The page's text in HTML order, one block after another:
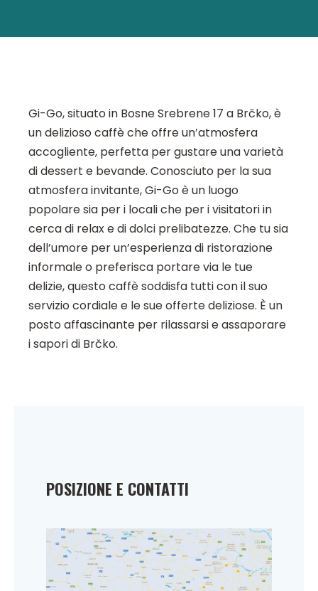
Gi-Go, situato in Bosne Srebrene 17 a Brčko, è
un delizioso caffè che offre un’atmosfera
accogliente, perfetta per gustare una varietà
di dessert e bevande. Conosciuto per la sua
atmosfera invitante, Gi-Go è un luogo
popolare sia per i locali che per i visitatori in
cerca di relax e di dolci prelibatezze. Che tu sia
dell’umore per un’esperienza di ristorazione
informale o preferisca portare via le tue
delizie, questo caffè soddisfa tutti con il suo
servizio cordiale e le sue offerte deliziose. È un
posto affascinante per rilassarsi e assaporare
i sapori di Brčko.
POSIZIONE E CONTATTI